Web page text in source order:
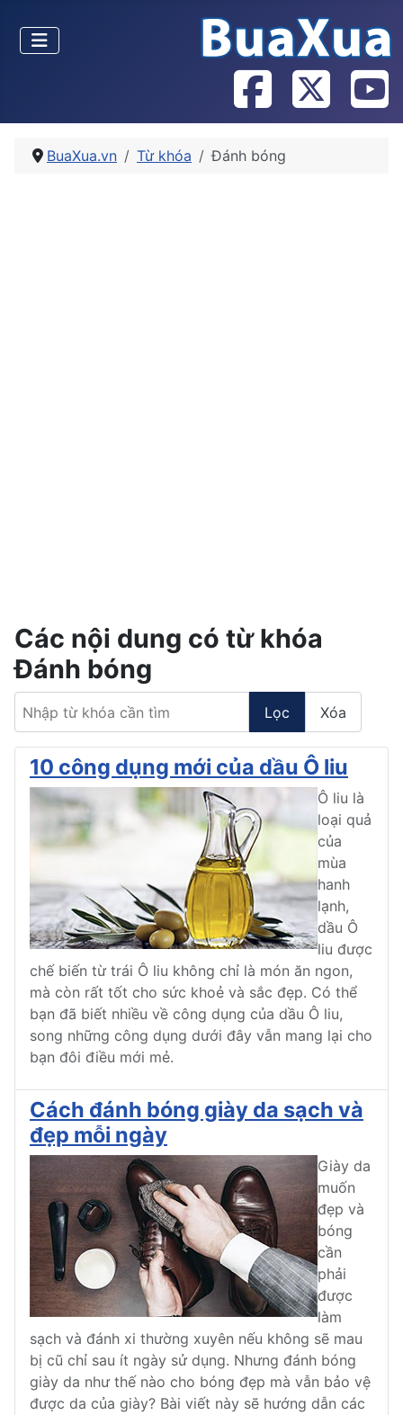
BuaXua.vn Từ khóa Đánh bóng
Các nội dung có từ khóa
Đánh bóng
Nhập từ khóa cần tìm
Lọc Xóa
10 công dụng mới của dầu Ô liu
Ô liu là
loại quả
của
mùa
hanh
lạnh,
dầu Ô
liu được
chế biến từ trái Ô liu không chỉ là món ăn ngon,
mà còn rất tốt cho sức khoẻ và sắc đẹp. Có thể
bạn đã biết nhiều về công dụng của dầu Ô liu,
song những công dụng dưới đây vẫn mang lại cho
bạn đôi điều mới mẻ.
Cách đánh bóng giày da sạch và
đẹp mỗi ngày
Giày da
muốn
đẹp và
bóng
cần
phải
được
làm
sạch và đánh xi thường xuyên nếu không sẽ mau
bị cũ chỉ sau ít ngày sử dụng. Nhưng đánh bóng
giày da như thế nào cho bóng đẹp mà vẫn bảo vệ
được da của giày? Bài viết này sẽ hướng dẫn các